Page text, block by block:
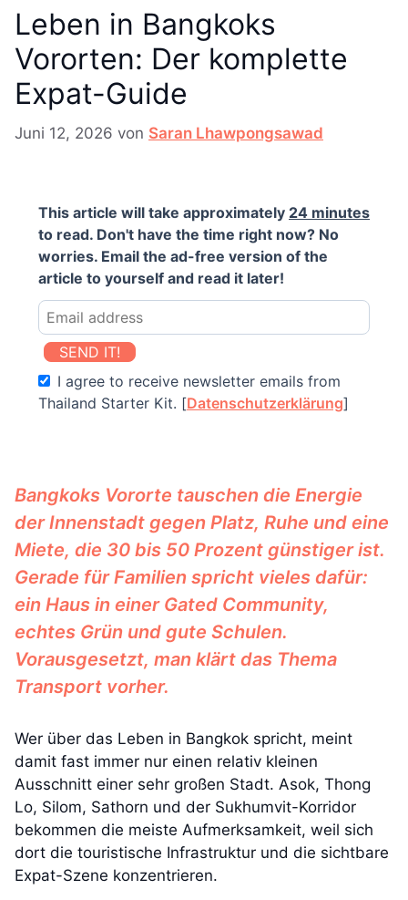
Leben in Bangkoks
Vororten: Der komplette
Expat-Guide
Juni 12, 2026 von Saran Lhawpongsawad
This article will take approximately 24 minutes
to read. Don't have the time right now? No
worries. Email the ad-free version of the
article to yourself and read it later!
SEND IT!
I agree to receive newsletter emails from
Thailand Starter Kit. [Datenschutzerklärung]
Bangkoks Vororte tauschen die Energie
der Innenstadt gegen Platz, Ruhe und eine
Miete, die 30 bis 50 Prozent günstiger ist.
Gerade für Familien spricht vieles dafür:
ein Haus in einer Gated Community,
echtes Grün und gute Schulen.
Vorausgesetzt, man klärt das Thema
Transport vorher.
Wer über das Leben in Bangkok spricht, meint
damit fast immer nur einen relativ kleinen
Ausschnitt einer sehr großen Stadt. Asok, Thong
Lo, Silom, Sathorn und der Sukhumvit-Korridor
bekommen die meiste Aufmerksamkeit, weil sich
dort die touristische Infrastruktur und die sichtbare
Expat-Szene konzentrieren.